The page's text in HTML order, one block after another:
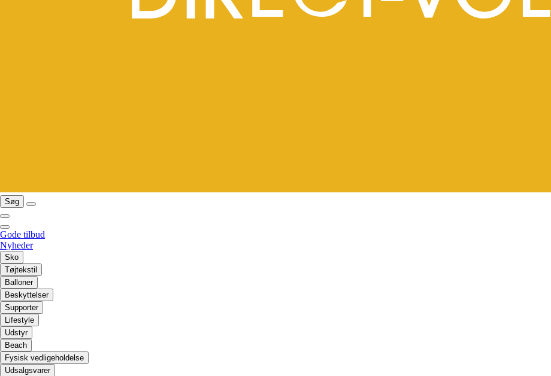
Søg
Gode tilbud
Nyheder
Sko
Tøjtekstil
Balloner
Beskyttelser
Supporter
Lifestyle
Udstyr
Beach
Fysisk vedligeholdelse
Udsalgsvarer